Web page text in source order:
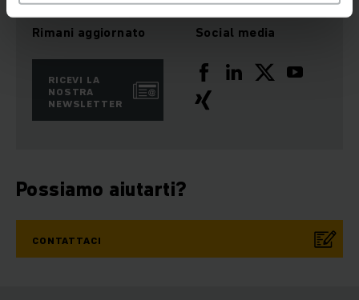
Rimani aggiornato
RICEVI LA
NOSTRA
NEWSLETTER
Social media
Possiamo aiutarti?
CONTATTACI